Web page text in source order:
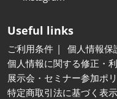
Useful links
ご利用条件
個人情報保
個人情報に関する修正・
展示会・セミナー参加ポ
特定商取引法に基づく表示